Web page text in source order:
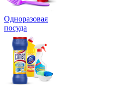
Одноразовая
посуда